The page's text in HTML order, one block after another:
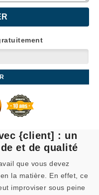
{client] : un
et de qualité
que vous devez
la matière. En effet, ce
improviser sous peine